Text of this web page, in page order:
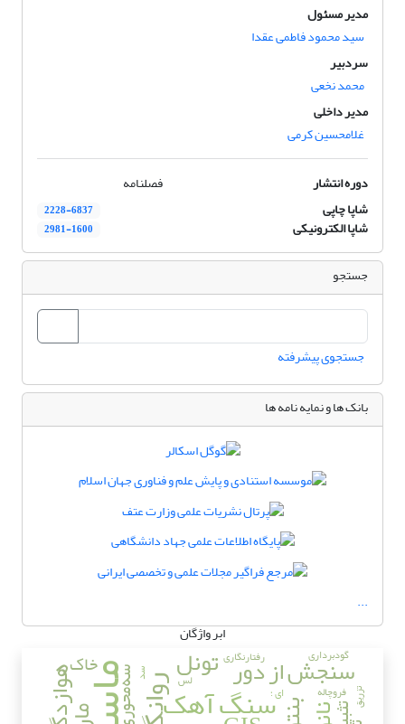
مدیر مسئول
سید محمود فاطمی عقدا
سردبیر
محمد نخعی
مدیر داخلی
غلامحسین کرمی
دوره انتشار
فصلنامه
شاپا چاپی
2228-6837
شاپا الکترونیکی 2981-1600
جستجو
جستجوی پیشرفته
بانک ها و نمایه نامه ها
...
ابر واژگان
ماسه سنگ آهک هوازدگی سنجش از دور تونل خاک سه‌محوریسد
تزریق
رفتارنگاری گودبرداری
ای ؛ فروچاله
لس